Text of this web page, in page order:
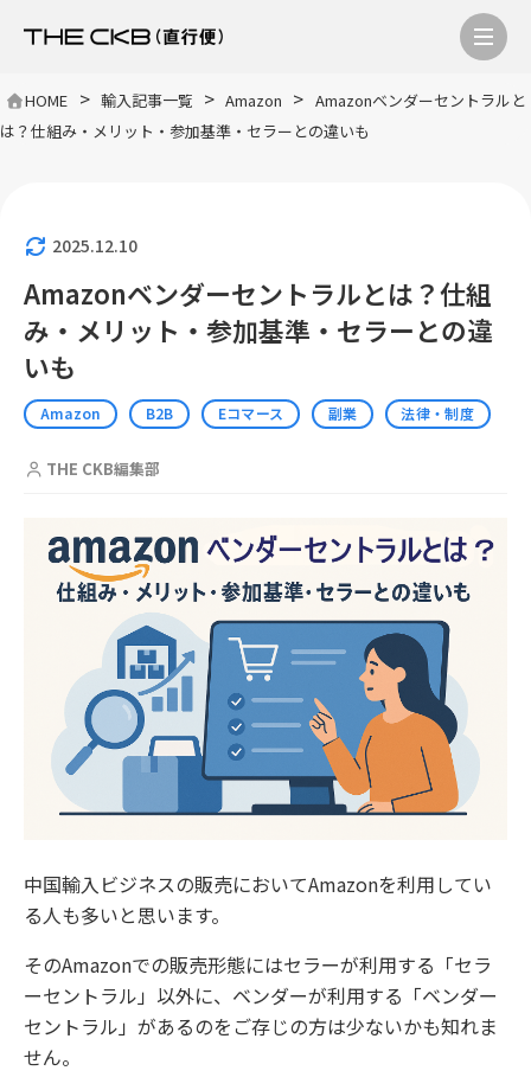
HOME > 輸入記事一覧 > Amazon > Amazonベンダーセントラルと
は？仕組み・メリット・参加基準・セラーとの違いも
2025.12.10
Amazonベンダーセントラルとは？仕組
み・メリット・参加基準・セラーとの違
いも
Amazon B2B Eコマース 副業 法律・制度
THE CKB編集部
中国輸入ビジネスの販売においてAmazonを利用してい
る人も多いと思います。
そのAmazonでの販売形態にはセラーが利用する「セラ
ーセントラル」以外に、ベンダーが利用する「ベンダー
セントラル」があるのをご存じの方は少ないかも知れま
せん。